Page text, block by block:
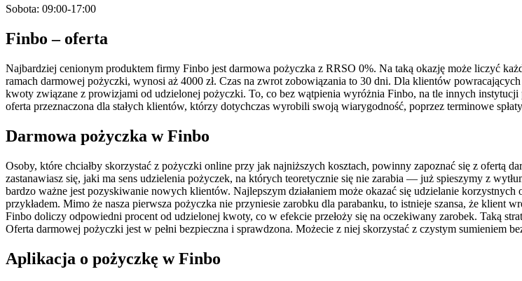
Sobota: 09:00-17:00
Finbo – oferta
Najbardziej cenionym produktem firmy Finbo jest darmowa pożyczka z RRSO 0%. Na taką okazję może liczyć
ramach darmowej pożyczki, wynosi aż 4000 zł. Czas na zwrot zobowiązania to 30 dni. Dla klientów
kwoty związane z prowizjami od udzielonej pożyczki. To, co bez wątpienia wyróżnia Finbo, na tle innych
oferta przeznaczona dla stałych klientów, którzy dotychczas wyrobili swoją wiarygodność, poprzez terminowe
Darmowa pożyczka w Finbo
Osoby, które chciałby skorzystać z pożyczki online przy jak najniższych kosztach, powinny zapoznać się z ofertą
zastanawiasz się, jaki ma sens udzielenia pożyczek, na których teoretycznie się nie zarabia — już spieszymy z
bardzo ważne jest pozyskiwanie nowych klientów. Najlepszym działaniem może okazać się udzielanie
przykładem. Mimo że nasza pierwsza pożyczka nie przyniesie zarobku dla parabanku, to istnieje szansa, że
Finbo doliczy odpowiedni procent od udzielonej kwoty, co w efekcie przełoży się na oczekiwany zarobek. Taką
Oferta darmowej pożyczki jest w pełni bezpieczna i sprawdzona. Możecie z niej skorzystać z czystym sumieniem
Aplikacja o pożyczkę w Finbo